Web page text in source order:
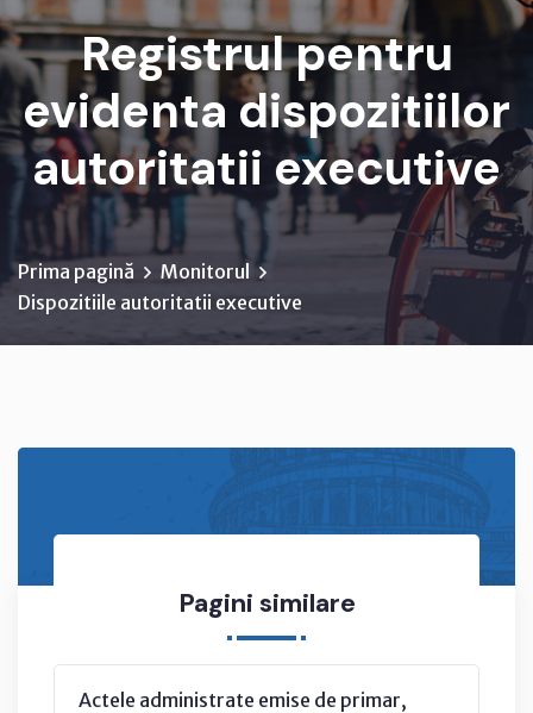
Registrul pentru
evidenta dispozitiilor
autoritatii executive
Prima pagină
Monitorul
Dispozitiile autoritatii executive
Pagini similare
Actele administrate emise de primar,